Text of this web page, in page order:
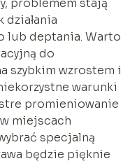
problemem stają
działania
lub deptania. Warto
do
szybkim wzrostem i
warunki
promieniowanie
miejscach
specjalną
będzie pięknie